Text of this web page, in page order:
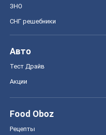
ЗНО
СНГ решебники
Авто
Тест Драйв
Акции
Food Oboz
Рецепты